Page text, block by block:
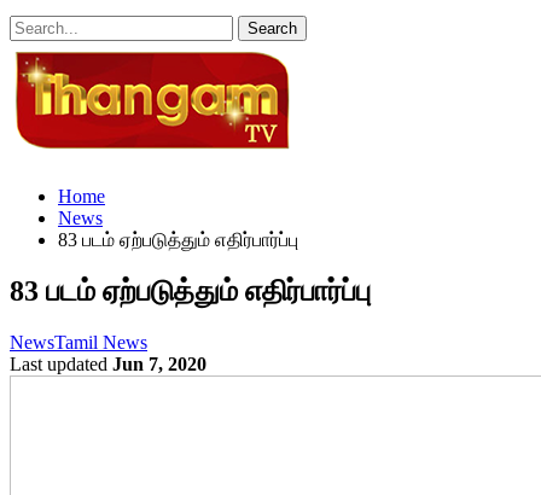
Home
News
83 படம் ஏற்படுத்தும் எதிர்பார்ப்பு
83 படம் ஏற்படுத்தும் எதிர்பார்ப்பு
NewsTamil News
Last updated Jun 7, 2020